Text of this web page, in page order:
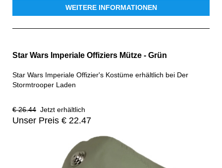
WEITERE INFORMATIONEN
Star Wars Imperiale Offiziers Mütze - Grün
Star Wars Imperiale Offizier's Kostüme erhältlich bei Der
Stormtrooper Laden
€ 26.44 Jetzt erhältlich
Unser Preis € 22.47